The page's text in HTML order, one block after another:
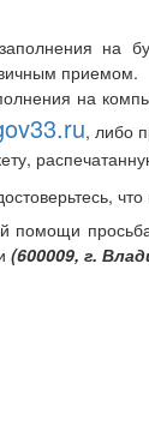
на
приемом.
на
, либо
помощи
(600009, г.